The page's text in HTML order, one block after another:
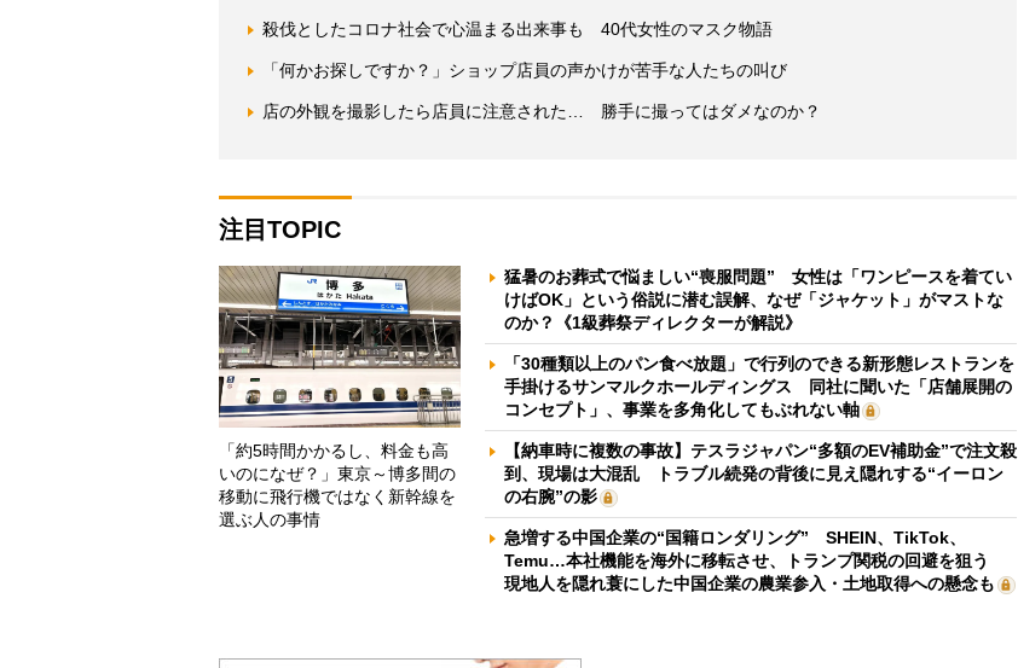
殺伐としたコロナ社会で心温まる出来事も 40代女性のマスク物語
「何かお探しですか？」ショップ店員の声かけが苦手な人たちの叫び
店の外観を撮影したら店員に注意された… 勝手に撮ってはダメなのか？
注目TOPIC
「約5時間かかるし、料金も高
いのになぜ？」東京～博多間の
移動に飛行機ではなく新幹線を
選ぶ人の事情
猛暑のお葬式で悩ましい“喪服問題” 女性は「ワンピースを着てい
けばOK」という俗説に潜む誤解、なぜ「ジャケット」がマストな
のか？《1級葬祭ディレクターが解説》
「30種類以上のパン食べ放題」で行列のできる新形態レストランを
手掛けるサンマルクホールディングス 同社に聞いた「店舗展開の
コンセプト」、事業を多角化してもぶれない軸
【納車時に複数の事故】テスラジャパン“多額のEV補助金”で注文殺
到、現場は大混乱 トラブル続発の背後に見え隠れする“イーロン
の右腕”の影
急増する中国企業の“国籍ロンダリング” SHEIN、TikTok、
Temu…本社機能を海外に移転させ、トランプ関税の回避を狙う
現地人を隠れ蓑にした中国企業の農業参入・土地取得への懸念も